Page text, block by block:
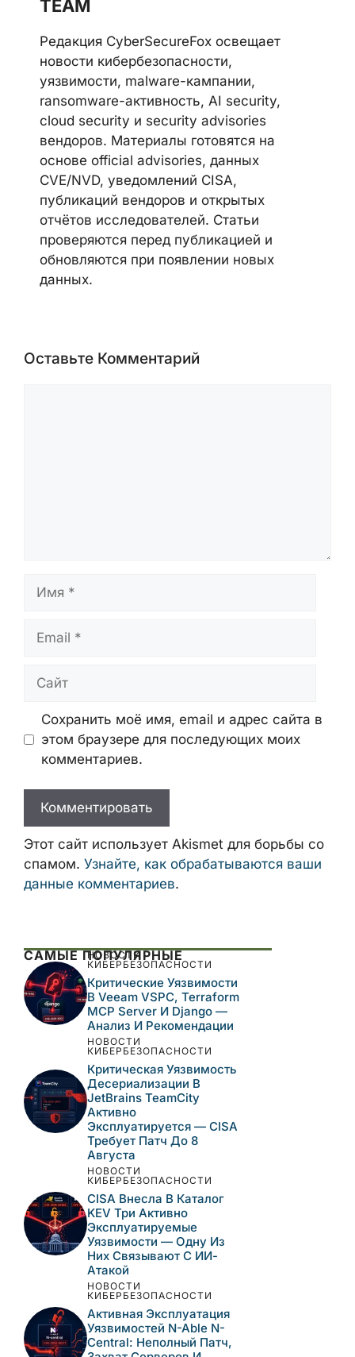
Telegram
LinkedIn
Discord
CYBERSECUREFOX EDITORIAL
TEAM
Редакция CyberSecureFox освещает
новости кибербезопасности,
уязвимости, malware-кампании,
ransomware-активность, AI security,
cloud security и security advisories
вендоров. Материалы готовятся на
отчётов исследователей. Статьи
Имя
Email
Сайт
Сохранить моё имя, email и адрес сайта
в этом браузере для последующих моих
Этот сайт использует Akismet для борьбы
со спамом.Узнайте, как обрабатываются
ваши данные комментариев.
САМЫЕ ПОПУЛЯРНЫЕ
НОВОСТИ
КИБЕРБЕЗОПАСНОСТИ
Критические
Уязвимости В Veeam
VSPC, Terraform MCP
Server И Django —
Анализ И Рекомендации
НОВОСТИ
КИБЕРБЕЗОПАСНОСТИ
Критическая
Уязвимость
Десериализации В
JetBrains TeamCity
Активно
Эксплуатируется —
CISA Требует Патч До 8
Августа
НОВОСТИ
КИБЕРБЕЗОПАСНОСТИ